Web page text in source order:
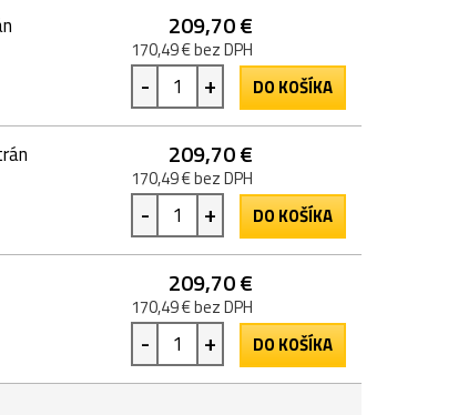
209,70 €
170,49 € bez DPH
- + DO KOŠÍKA
209,70 €
170,49 € bez DPH
- + DO KOŠÍKA
209,70 €
170,49 € bez DPH
- + DO KOŠÍKA